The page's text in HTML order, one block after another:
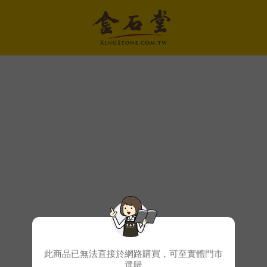
此商品已無法直接於網路購買，可至實體門市
選購